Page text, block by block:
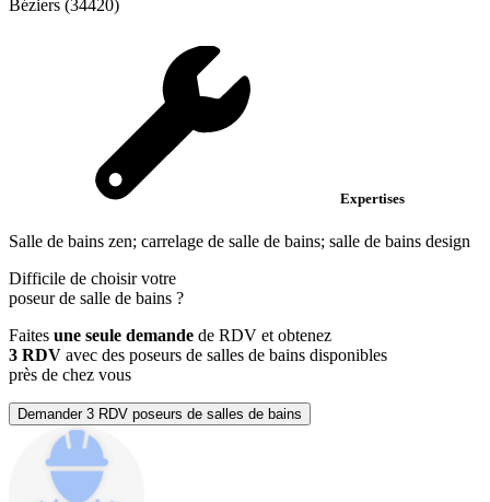
Béziers (34420)
Expertises
Salle de bains zen; carrelage de salle de bains; salle de bains design
Difficile de choisir votre
poseur de salle de bains ?
Faites une seule demande de RDV et obtenez
3 RDV avec des poseurs de salles de bains disponibles
près de chez vous
Demander 3 RDV poseurs de salles de bains